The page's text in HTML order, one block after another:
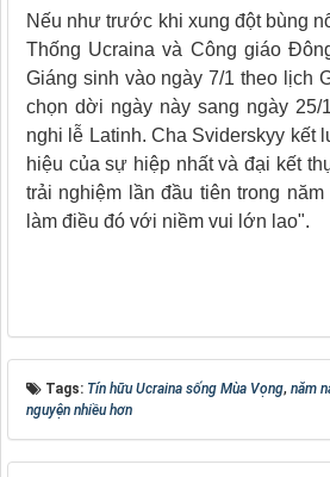
Nếu như trước khi xung đột bùng
Thống Ucraina và Công giáo
Giáng sinh vào ngày 7/1 theo lịch
chọn dời ngày này sang ngày 25/
nghi lễ Latinh. Cha Sviderskyy kết
hiệu của sự hiệp nhất và đại kết
trải nghiệm lần đầu tiên trong
làm điều đó với niềm vui lớn lao".
Tags: Tín hữu Ucraina sống Mùa Vọng, năm
nguyện nhiều hơn